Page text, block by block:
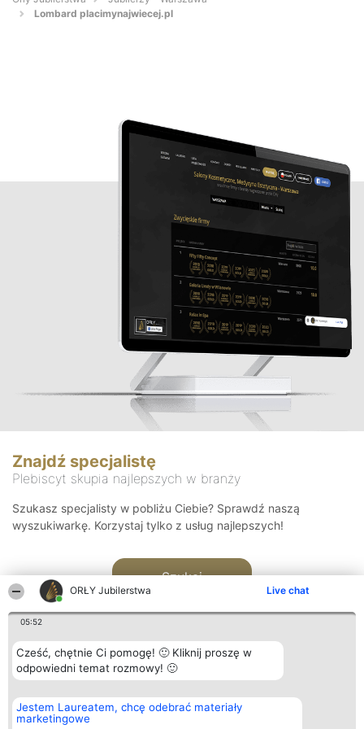
ORŁY Jubilerstwa Live chat
05:52
Cześć, chętnie Ci pomogę! 🙂 Kliknij proszę w
odpowiedni temat rozmowy! 🙂
Jestem Laureatem, chcę odebrać materiały
marketingowe
Lombard placimynajwiecej.pl
Znajdź specjalistę
Plebiscyt skupia najlepszych w branży
Szukasz specjalisty w pobliżu Ciebie? Sprawdź naszą
wyszukiwarkę. Korzystaj tylko z usług najlepszych!
Szukaj
Organizator plebiscytu
Bright Side Solutions sp. z o.
o. sp. k.
Plebiscyt
Laureaci
Kontakt
Kontakt